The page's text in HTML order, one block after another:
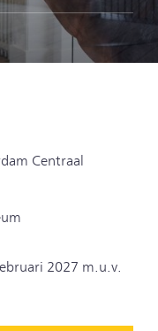
Centraal
2027 m.u.v.